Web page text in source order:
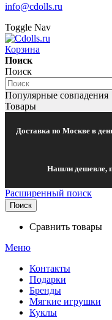
info@cdolls.ru
Toggle Nav
Корзина
Поиск
Поиск
Популярные совпадения
Товары
Доставка по Москве в
Нашли дешевле,
Расширенный поиск
Поиск
Сравнить товары
Меню
Контакты
Подарки
Бренды
Мягкие игрушки
Куклы